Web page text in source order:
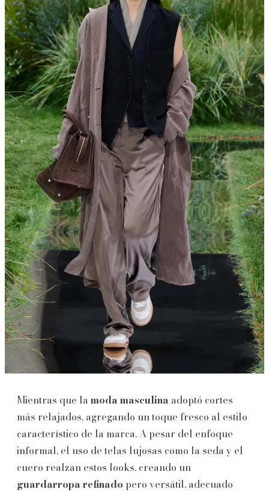
Mientras que la moda masculina adoptó cortes
más relajados, agregando un toque fresco al estilo
característico de la marca. A pesar del enfoque
informal, el uso de telas lujosas como la seda y el
cuero realzan estos looks, creando un
guardarropa refinado pero versátil, adecuado